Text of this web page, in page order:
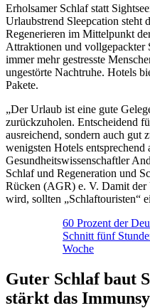
Erholsamer Schlaf statt
Urlaubstrend Sleepcation steht
Regenerieren im Mittelpunkt
Attraktionen und vollgepackter
immer mehr gestresste
ungestörte Nachtruhe. Hotels
Pakete.
„Der Urlaub ist eine gute
zurückzuholen. Entscheidend
ausreichend, sondern auch gut
wenigsten Hotels entsprechend
Gesundheitswissenschaftler
Schlaf und Regeneration und
Rücken (AGR) e. V. Damit
wird, sollten „Schlaftouristen“
60 Prozent der
Schnitt fünf
Woche
Guter Schlaf baut
stärkt das